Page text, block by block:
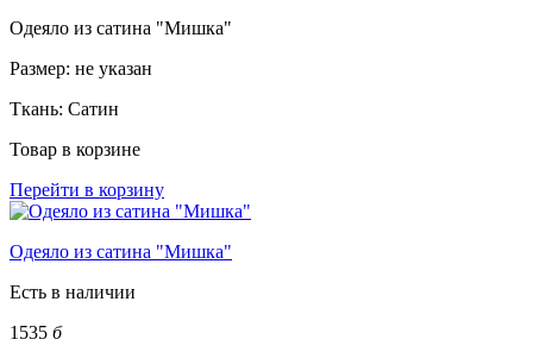
Одеяло из сатина "Мишка"
Размер: не указан
Ткань: Сатин
Товар в корзине
Перейти в корзину
Одеяло из сатина "Мишка"
Есть в наличии
1535 б